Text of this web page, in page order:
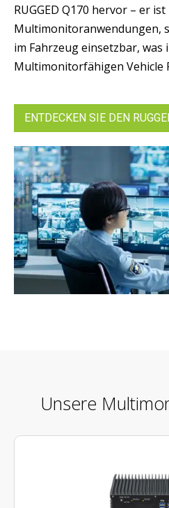
RUGGED Q170 hervor – er
Multimonitoranwendungen,
im Fahrzeug einsetzbar, was
Multimonitorfähigen Vehicle
ENTDECKEN SIE DEN
Unsere